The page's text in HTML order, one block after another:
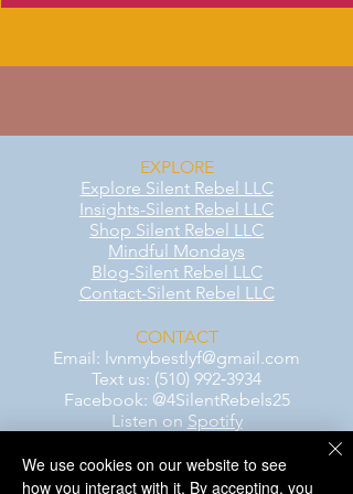
EXPLORE
Explore Silent Rebel LLC
Insights-Silent Rebel LLC
Shop Silent Rebel LLC
Mindful Mondays
Blog-Silent Rebel LLC
Contact-Silent Rebel LLC
CONTACT
Email: lvnmybestlyf@gmail.com
Text us: (510) 992‑3934
Facebook: @4SilentRebels25
Listen on Spotify
Take a listen
We use cookies on our website to see
how you interact with it. By accepting, you